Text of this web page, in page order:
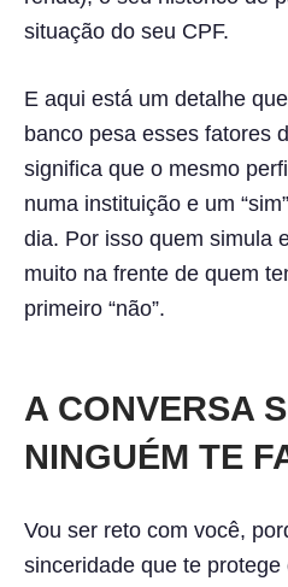
situação do seu CPF.
E aqui está um detalhe
banco pesa esses fatores
significa que o mesmo
numa instituição e um
dia. Por isso quem simula
muito na frente de quem
primeiro “não”.
A CONVERSA
NINGUÉM TE
Vou ser reto com você,
sinceridade que te